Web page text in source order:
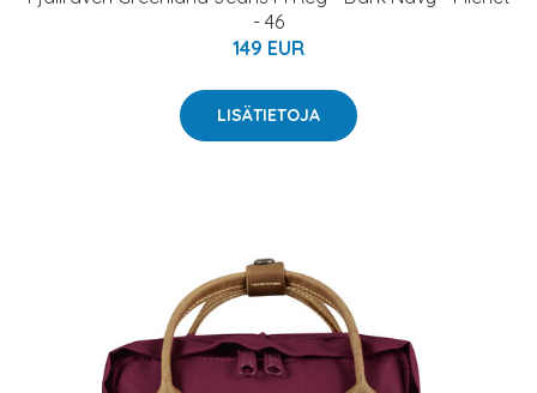
- 46
149 EUR
LISÄTIETOJA